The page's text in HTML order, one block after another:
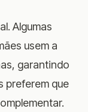
Algumas
usem a
garantindo
preferem que